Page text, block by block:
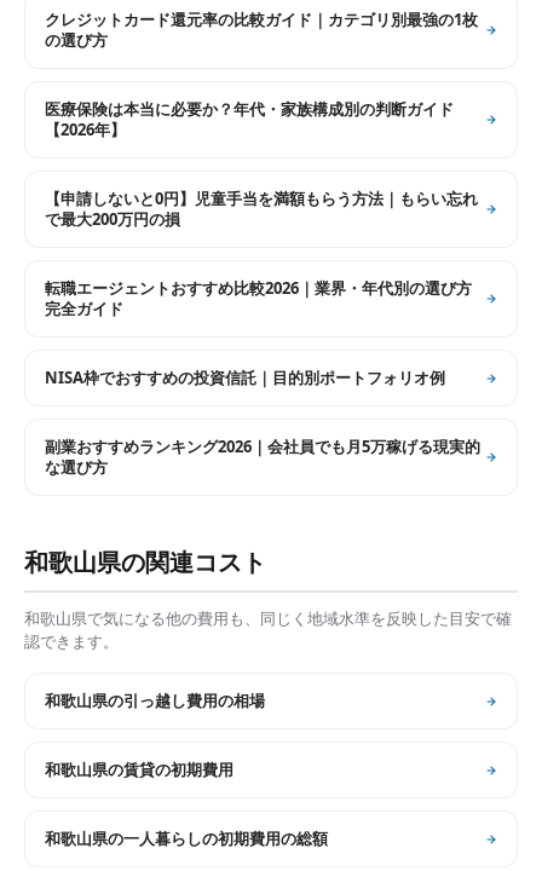
クレジットカード還元率の比較ガイド｜カテゴリ別最強の1枚
の選び方
医療保険は本当に必要か？年代・家族構成別の判断ガイド
【2026年】
【申請しないと0円】児童手当を満額もらう方法｜もらい忘れ
で最大200万円の損
転職エージェントおすすめ比較2026｜業界・年代別の選び方
完全ガイド
NISA枠でおすすめの投資信託｜目的別ポートフォリオ例
副業おすすめランキング2026｜会社員でも月5万稼げる現実的
な選び方
和歌山県の関連コスト
和歌山県で気になる他の費用も、同じく地域水準を反映した目安で確
認できます。
和歌山県の引っ越し費用の相場
和歌山県の賃貸の初期費用
和歌山県の一人暮らしの初期費用の総額